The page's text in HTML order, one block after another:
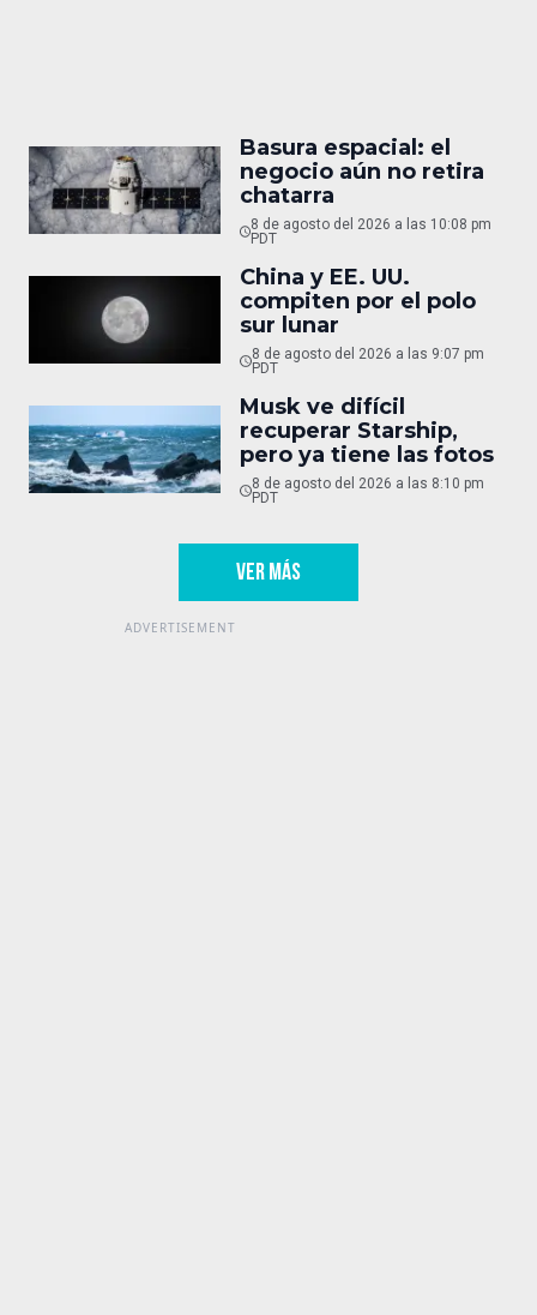
Basura espacial: el
negocio aún no retira
chatarra
8 de agosto del 2026 a las 10:08 pm
PDT
China y EE. UU.
compiten por el polo
sur lunar
8 de agosto del 2026 a las 9:07 pm
PDT
Musk ve difícil
recuperar Starship,
pero ya tiene las fotos
8 de agosto del 2026 a las 8:10 pm
PDT
VER MÁS